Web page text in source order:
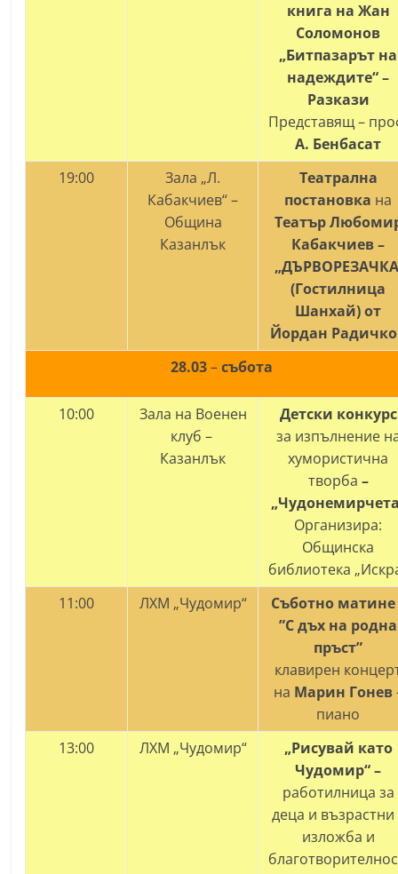
книга на Жан
Соломонов
„Битпазарът на
надеждите“ –
Разкази
Представящ –
A. Бенбасат
19:00
Зала „Л.
Кабакчиев“ –
Община
Казанлък
Театрална
постановка на
Театър
Кабакчиев–
(Гостилница
Шанхай) от
Йордан
28.03–събота
10:00
Зала на Военен
клуб –
Казанлък
Детски конкурс
за изпълнение
хумористична
творба –
Организира:
Общинска
библиотека
11:00
ЛХМ „Чудомир“
Съботно матине
”С дъх на родна
пръст”
клавирен
на Марин Гонев
пиано
13:00
ЛХМ „Чудомир“
„Рисувай като
Чудомир“ –
работилница за
деца и възрастни
изложба и